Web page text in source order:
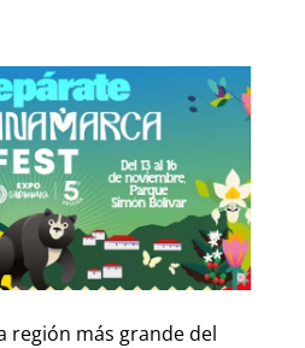
región más grande del